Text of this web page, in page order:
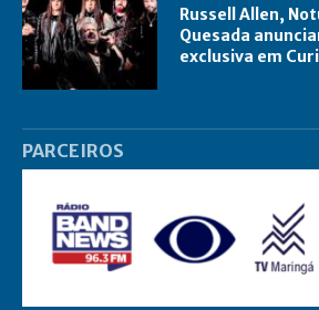
Russell Allen,
Quesada
exclusiva em
PARCEIROS